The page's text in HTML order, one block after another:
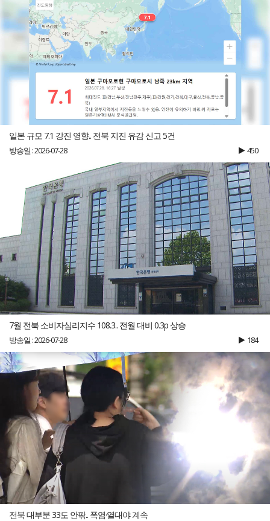
일본 규모 7.1 강진 영향.. 전북 지진 유감 신고 5건
방송일 : 2026-07-28 450
7월 전북 소비자심리지수 108.3.. 전월 대비 0.3p 상승
방송일 : 2026-07-28 184
전북 대부분 33도 안팎.. 폭염·열대야 계속